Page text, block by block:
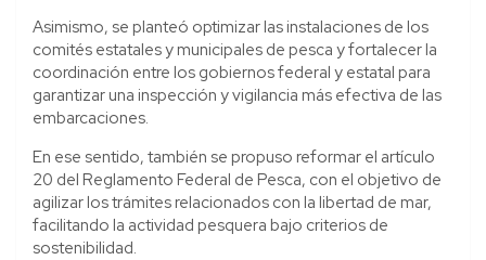
Asimismo, se planteó optimizar las instalaciones de los
comités estatales y municipales de pesca y fortalecer la
coordinación entre los gobiernos federal y estatal para
garantizar una inspección y vigilancia más efectiva de las
embarcaciones.
En ese sentido, también se propuso reformar el artículo
20 del Reglamento Federal de Pesca, con el objetivo de
agilizar los trámites relacionados con la libertad de mar,
facilitando la actividad pesquera bajo criterios de
sostenibilidad.